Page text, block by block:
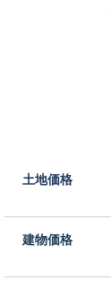
土地価格
建物価格